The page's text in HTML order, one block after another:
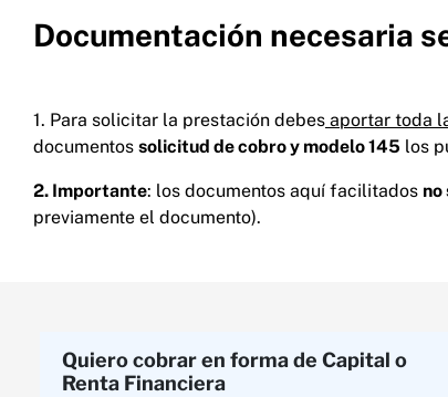
Documentación necesaria
1. Para solicitar la prestación debes aportar toda
documentos solicitud de cobro y modelo 145 los
2. Importante: los documentos aquí facilitados no
previamente el documento).
Quiero cobrar en forma de Capital o
Renta Financiera​